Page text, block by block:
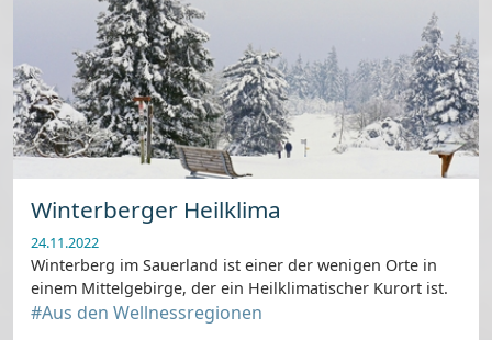
Winterberger Heilklima
24.11.2022
Winterberg im Sauerland ist einer der wenigen Orte in
einem Mittelgebirge, der ein Heilklimatischer Kurort ist.
#Aus den Wellnessregionen